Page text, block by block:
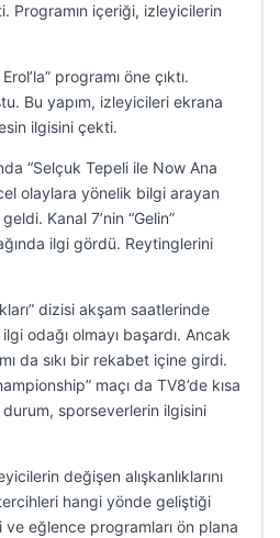
Programın içeriği, izleyicilerin
programı öne çıktı.
Bu yapım, izleyicileri ekrana
ilgisini çekti.
“Selçuk Tepeli ile Now Ana
olaylara yönelik bilgi arayan
Kanal 7’nin “Gelin”
ilgi gördü. Reytinglerini
dizisi akşam saatlerinde
odağı olmayı başardı. Ancak
da sıkı bir rekabet içine girdi.
maçı da TV8’de kısa
durum, sporseverlerin ilgisini
değişen alışkanlıklarını
hangi yönde geliştiği
eğlence programları ön plana